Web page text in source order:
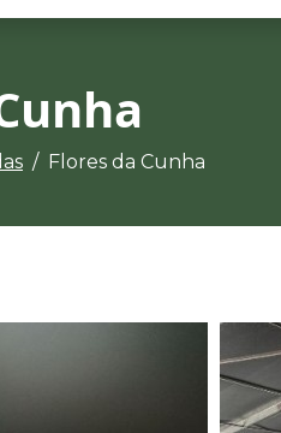
Flores da Cunha